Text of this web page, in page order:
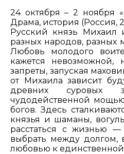
24 октября – 2 ноября
Драма, история (Россия,
Русский князь
разных народов, разных
Любовь молодого
кажется невозможной,
запреты, запуская
от Михаила зависит
древних суровых
чудодейственной
богов. Здесь
князья и шаманы,
расстаться с жизнью
выбрать между долгом,
любовью к